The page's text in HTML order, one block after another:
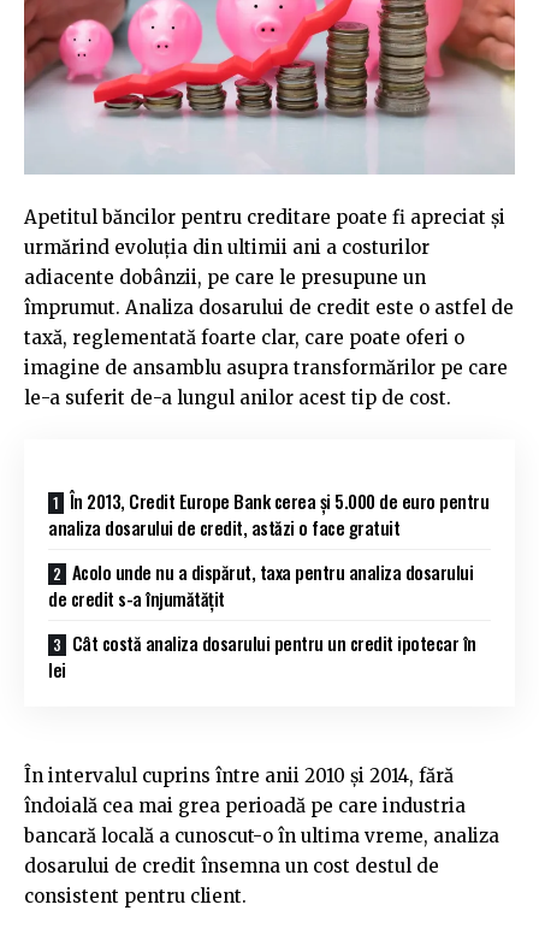
Apetitul băncilor pentru creditare poate fi apreciat și
urmărind evoluția din ultimii ani a costurilor
adiacente dobânzii, pe care le presupune un
împrumut. Analiza dosarului de credit este o astfel de
taxă, reglementată foarte clar, care poate oferi o
imagine de ansamblu asupra transformărilor pe care
le-a suferit de-a lungul anilor acest tip de cost.
În 2013, Credit Europe Bank cerea și 5.000 de euro pentru
analiza dosarului de credit, astăzi o face gratuit
Acolo unde nu a dispărut, taxa pentru analiza dosarului
de credit s-a înjumătățit
Cât costă analiza dosarului pentru un credit ipotecar în
lei
În intervalul cuprins între anii 2010 și 2014, fără
îndoială cea mai grea perioadă pe care industria
bancară locală a cunoscut-o în ultima vreme, analiza
dosarului de credit însemna un cost destul de
consistent pentru client.